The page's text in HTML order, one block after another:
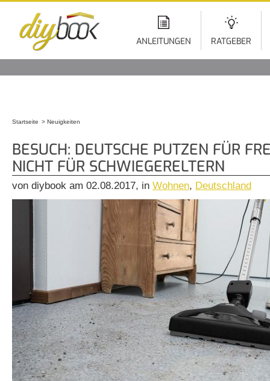
ANLEITUNGEN RATGEBER
Startseite Neuigkeiten
BESUCH: DEUTSCHE PUTZEN FÜR
NICHT FÜR SCHWIEGERELTERN
von diybook am 02.08.2017, in Wohnen, Deutschland